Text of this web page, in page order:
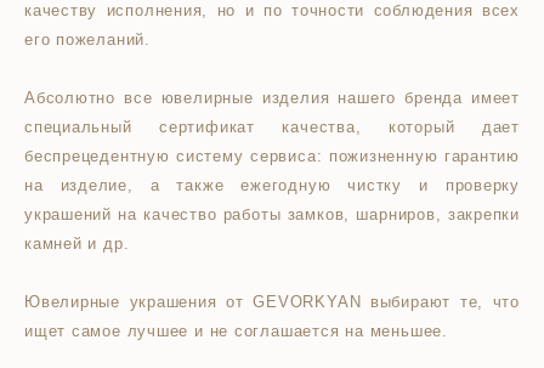
качеству исполнения, но и по точности соблюдения всех
его пожеланий.
Абсолютно все ювелирные изделия нашего бренда имеет
специальный сертификат качества, который дает
беспрецедентную систему сервиса: пожизненную гарантию
на изделие, а также ежегодную чистку и проверку
украшений на качество работы замков, шарниров, закрепки
камней и др.
Ювелирные украшения от GEVORKYAN выбирают те, что
ищет самое лучшее и не соглашается на меньшее.